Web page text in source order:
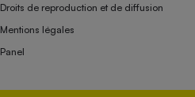
Droits de reproduction et de diffusion
Mentions légales
Panel